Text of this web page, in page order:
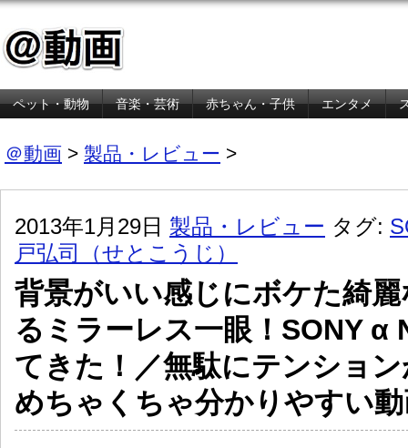
ペット・動物 音楽・芸術 赤ちゃん・子供 エンタメ
＠動画 > 製品・レビュー >
2013年1月29日 製品・レビュー タグ:
戸弘司（せとこうじ）
背景がいい感じにボケた綺
るミラーレス一眼！SONY α
てきた！／無駄にテンショ
めちゃくちゃ分かりやすい